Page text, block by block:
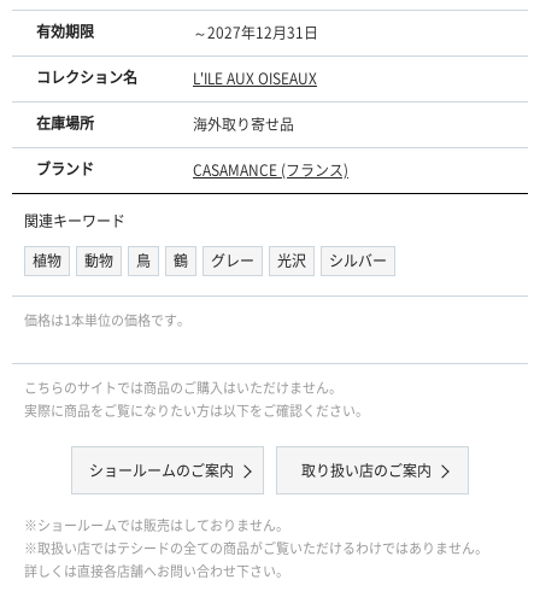
有効期限 ～2027年12月31日
コレクション名 L'ILE AUX OISEAUX
在庫場所 海外取り寄せ品
ブランド CASAMANCE (フランス)
関連キーワード
植物
動物 鳥 鶴 グレー 光沢 シルバー
価格は1本単位の価格です｡
こちらのサイトでは商品のご購入はいただけません。
実際に商品をご覧になりたい方は以下をご確認ください。
ショールームのご案内 取り扱い店のご案内
※ショールームでは販売はしておりません。
※取扱い店ではテシードの全ての商品がご覧いただけるわけではありません。
詳しくは直接各店舗へお問い合わせ下さい。